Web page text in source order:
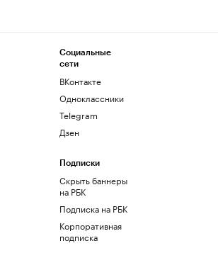
Социальные
сети
ВКонтакте
Одноклассники
Telegram
Дзен
Подписки
Скрыть баннеры
на РБК
Подписка на РБК
Корпоративная
подписка